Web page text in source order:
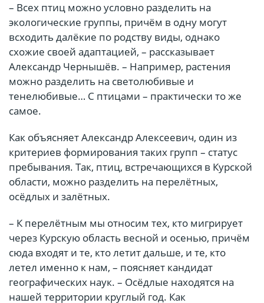
– Всех птиц можно условно разделить на
экологические группы, причём в одну могут
всходить далёкие по родству виды, однако
схожие своей адаптацией, – рассказывает
Александр Чернышёв. – Например, растения
можно разделить на светолюбивые и
тенелюбивые… С птицами – практически то же
самое.
Как объясняет Александр Алексеевич, один из
критериев формирования таких групп – статус
пребывания. Так, птиц, встречающихся в Курской
области, можно разделить на перелётных,
осёдлых и залётных.
– К перелётным мы относим тех, кто мигрирует
через Курскую область весной и осенью, причём
сюда входят и те, кто летит дальше, и те, кто
летел именно к нам, – поясняет кандидат
географических наук. – Осёдлые находятся на
нашей территории круглый год. Как